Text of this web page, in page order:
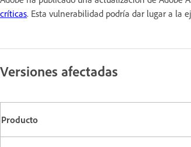
críticas. Esta vulnerabilidad podría dar lugar a la
Versiones afectadas
Producto